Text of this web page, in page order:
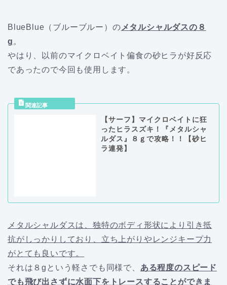
BlueBlue（ブルーブルー）の メタルシャルダスの８
g 。
やはり、以前のマイクロベイト偏食の砂ヒラが好反応
であったので今回も使用します。
【サーフ】マイクロベイトに狂
ったヒラスズキ！『メタルシャ
ルダス』８ｇで攻略！！【砂ヒ
ラ連発】
メタルシャルダスは、独特のボディ形状により引き抵
抗がしっかりしており、立ち上がりやレンジキープ力
がとても良いです。
それは８gという軽さでも同様で、 ある程度のスピード
でも飛び出さずに水面下をトレースすることができま